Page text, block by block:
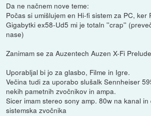
Da ne načnem nove teme:
Počas si umišlujem en Hi-fi sistem za PC, ker
Gigabytki ex58-Ud5 mi je totaln ''crap''
nase)
Zanimam se za Auzentech Auzen X-Fi
Uporabljal bi jo za glasbo, Filme in Igre.
Večina tudi za uporabo slušalk Sennheiser
nekih pametnih zvočnikov in ampa.
Sicer imam stereo sony amp. 80w na kanal
sistemska zvočnika